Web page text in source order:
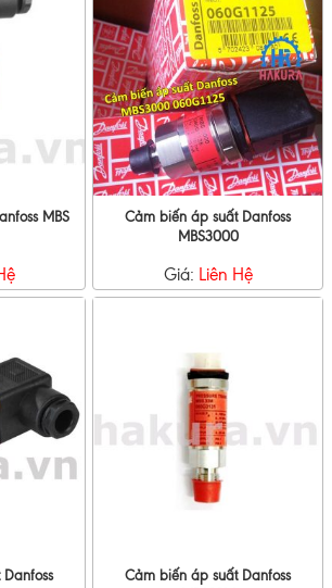
MBS
Cảm biến áp suất Danfoss
MBS3000
Giá: Liên Hệ
Cảm biến áp suất Danfoss